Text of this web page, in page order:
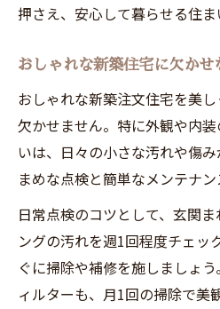
押さえ、安心して暮らせる住ま
おしゃれな新築住宅に欠かせ
おしゃれな新築注文住宅を美
欠かせません。特に外観や内
いは、日々の小さな汚れや傷
まめな点検と簡単なメンテナン
日常点検のコツとして、玄関
ングの汚れを週1回程度チェッ
ぐに掃除や補修を施しましょ
ィルターも、月1回の掃除で美